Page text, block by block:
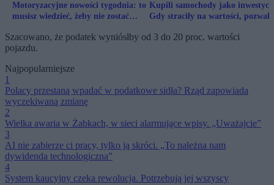
Motoryzacyjne nowości tygodnia: to
musisz wiedzieć, żeby nie zostać
Kupili samochody jako
Gdy straciły na wartości, pozwali
Szacowano, że podatek wyniósłby od 3 do 20 proc. wartości
pojazdu.
Najpopularniejsze
1
Polacy przestaną wpadać w podatkowe sidła? Rząd zapowiada
wyczekiwaną zmianę
2
Wielka awaria w Żabkach, w sieci alarmujące wpisy. „Uważajcie”
3
AI nie zabierze ci pracy, tylko ją skróci. „To należna nam
dywidenda technologiczna”
4
System kaucyjny czeka rewolucja. Potrzebują jej wszyscy